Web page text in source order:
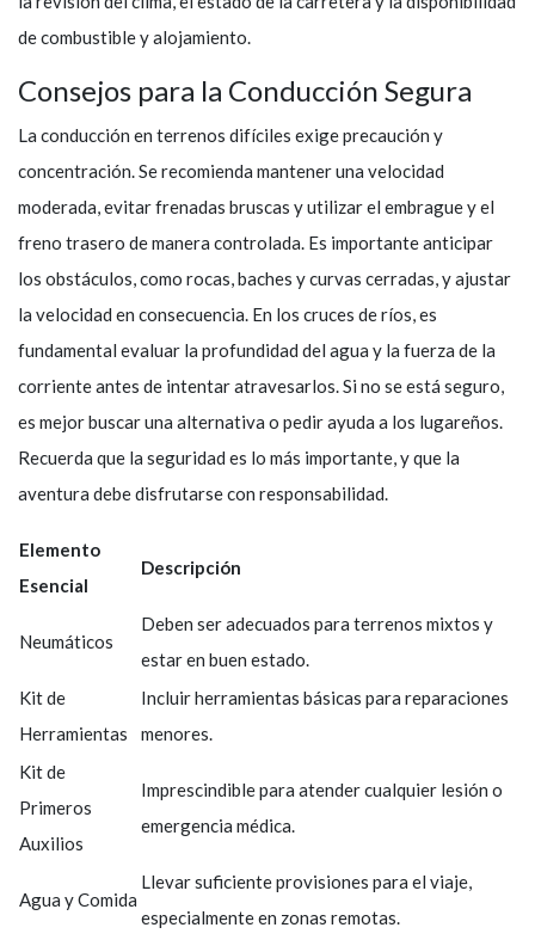
de combustible y alojamiento.
Consejos para la Conducción Segura
La conducción en terrenos difíciles exige precaución y
concentración. Se recomienda mantener una velocidad
moderada, evitar frenadas bruscas y utilizar el embrague y el
freno trasero de manera controlada. Es importante anticipar
los obstáculos, como rocas, baches y curvas cerradas, y ajustar
la velocidad en consecuencia. En los cruces de ríos, es
fundamental evaluar la profundidad del agua y la fuerza de la
corriente antes de intentar atravesarlos. Si no se está seguro,
es mejor buscar una alternativa o pedir ayuda a los lugareños.
Recuerda que la seguridad es lo más importante, y que la
aventura debe disfrutarse con responsabilidad.
Elemento
Esencial
Descripción
Neumáticos
Deben ser adecuados para terrenos mixtos y
estar en buen estado.
Kit de
Herramientas
Incluir herramientas básicas para reparaciones
menores.
Kit de
Primeros
Auxilios
Imprescindible para atender cualquier lesión o
emergencia médica.
Agua y Comida
Llevar suficiente provisiones para el viaje,
especialmente en zonas remotas.